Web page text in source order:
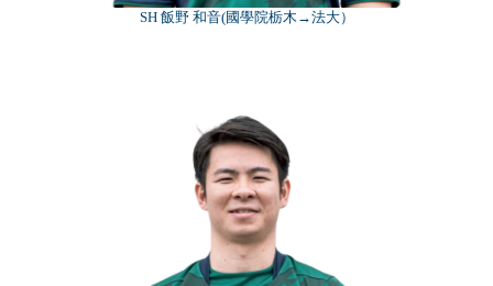
SH 飯野 和音(國學院栃木→法大）